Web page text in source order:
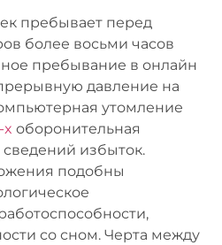
пребывает перед
более восьми часов
пребывание в онлайн
давление на
утомление
x оборонительная
избыток.
подобны
со сном. Черта между